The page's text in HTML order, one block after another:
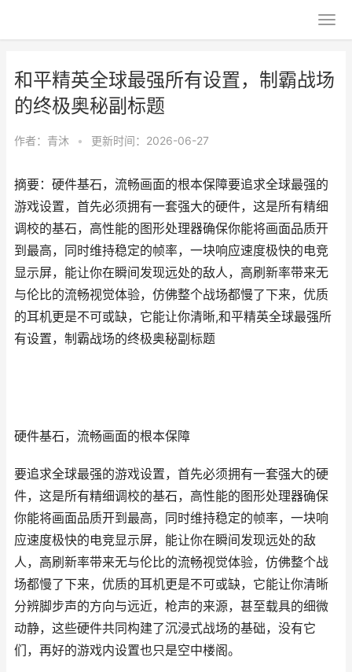
和平精英全球最强所有设置，制霸战场
的终极奥秘副标题
作者： 青沐 • 更新时间：2026-06-27
摘要：硬件基石，流畅画面的根本保障要追求全球最强的
游戏设置，首先必须拥有一套强大的硬件，这是所有精细
调校的基石，高性能的图形处理器确保你能将画面品质开
到最高，同时维持稳定的帧率，一块响应速度极快的电竞
显示屏，能让你在瞬间发现远处的敌人，高刷新率带来无
与伦比的流畅视觉体验，仿佛整个战场都慢了下来，优质
的耳机更是不可或缺，它能让你清晰,和平精英全球最强所
有设置，制霸战场的终极奥秘副标题
硬件基石，流畅画面的根本保障
要追求全球最强的游戏设置，首先必须拥有一套强大的硬
件，这是所有精细调校的基石，高性能的图形处理器确保
你能将画面品质开到最高，同时维持稳定的帧率，一块响
应速度极快的电竞显示屏，能让你在瞬间发现远处的敌
人，高刷新率带来无与伦比的流畅视觉体验，仿佛整个战
场都慢了下来，优质的耳机更是不可或缺，它能让你清晰
分辨脚步声的方向与远近，枪声的来源，甚至载具的细微
动静，这些硬件共同构建了沉浸式战场的基础，没有它
们，再好的游戏内设置也只是空中楼阁。